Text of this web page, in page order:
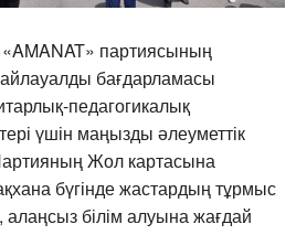
партиясының
бағдарламасы
педагогикалық
үшін маңызды әлеуметтік
Жол картасына
бүгінде жастардың тұрмыс
білім алуына жағдай